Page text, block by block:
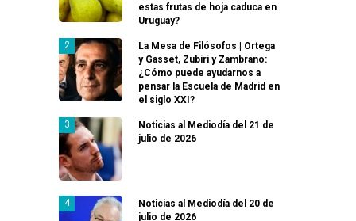
estas frutas de hoja caduca en
Uruguay?
La Mesa de Filósofos | Ortega
y Gasset, Zubiri y Zambrano:
¿Cómo puede ayudarnos a
pensar la Escuela de Madrid en
el siglo XXI?
Noticias al Mediodía del 21 de
julio de 2026
Noticias al Mediodía del 20 de
julio de 2026